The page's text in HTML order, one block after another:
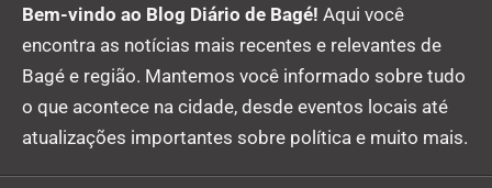
Bem-vindo ao Blog Diário de Bagé! Aqui você
encontra as notícias mais recentes e relevantes de
Bagé e região. Mantemos você informado sobre tudo
o que acontece na cidade, desde eventos locais até
atualizações importantes sobre política e muito mais.